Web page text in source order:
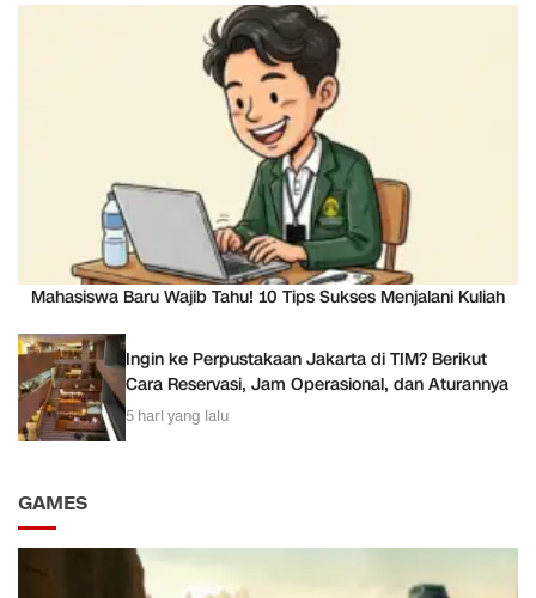
Mahasiswa Baru Wajib Tahu! 10 Tips Sukses Menjalani Kuliah
Ingin ke Perpustakaan Jakarta di TIM? Berikut
Cara Reservasi, Jam Operasional, dan Aturannya
5 hari yang lalu
GAMES